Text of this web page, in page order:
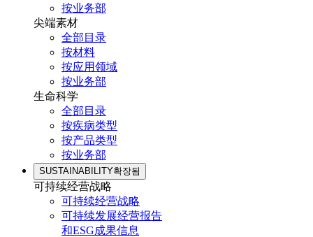
按业务部
尖端素材
全部目录
按材料
按应用领域
按业务部
生命科学
全部目录
按疾病类型
按产品类型
按业务部
SUSTAINABILITY확장됨
可持续经营战略
可持续经营战略
可持续发展经营报告
和ESG成果信息